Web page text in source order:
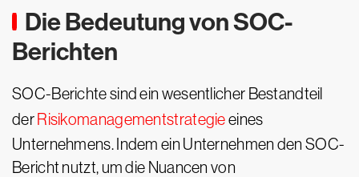
Die Bedeutung von SOC-
Berichten
SOC-Berichte sind ein wesentlicher Bestandteil
der Risikomanagementstrategieeines
Unternehmens. Indem ein Unternehmen den SOC-
Bericht nutzt, um die Nuancen von